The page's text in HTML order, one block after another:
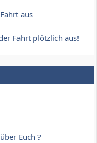
aus
Fahrt plötzlich aus!
Euch ?